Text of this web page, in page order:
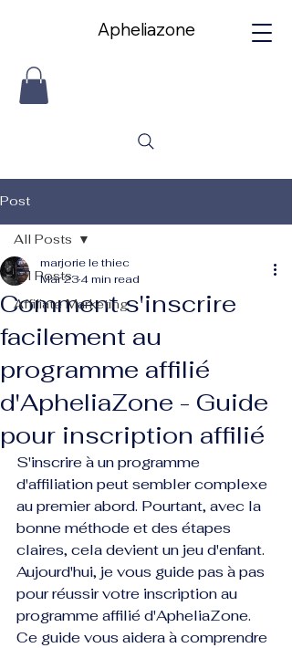
Apheliazone
Apheliazone
Post
All Posts
Affiliate Marketing
All Posts
Comment s'inscrire
facilement au
programme affilié
d'ApheliaZone - Guide
pour inscription affilié
marjorie le thiec
Mar 234 min read
S'inscrire à un programme
d'affiliation peut sembler complexe
au premier abord. Pourtant, avec la
bonne méthode et des étapes
claires, cela devient un jeu d'enfant.
Aujourd'hui, je vous guide pas à pas
pour réussir votre inscription au
programme affilié d'ApheliaZone.
Ce guide vous aidera à comprendre